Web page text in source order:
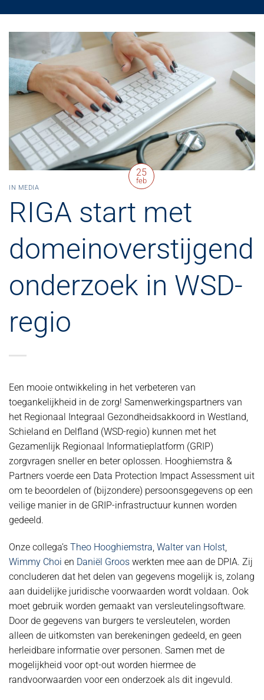
25
feb
IN MEDIA
RIGA start met
domeinoverstijgend
onderzoek in WSD-
regio
Een mooie ontwikkeling in het verbeteren van
toegankelijkheid in de zorg! Samenwerkingspartners van
het Regionaal Integraal Gezondheidsakkoord in Westland,
Schieland en Delfland (WSD-regio) kunnen met het
Gezamenlijk Regionaal Informatieplatform (GRIP)
zorgvragen sneller en beter oplossen. Hooghiemstra &
Partners voerde een Data Protection Impact Assessment uit
om te beoordelen of (bijzondere) persoonsgegevens op een
veilige manier in de GRIP-infrastructuur kunnen worden
gedeeld.
Onze collega’s Theo Hooghiemstra Walter van Holst
Wimmy Choi en Daniël Groos werkten mee aan de DPIA. Zij
concluderen dat het delen van gegevens mogelijk is, zolang
aan duidelijke juridische voorwaarden wordt voldaan. Ook
moet gebruik worden gemaakt van versleutelingsoftware.
Door de gegevens van burgers te versleutelen, worden
alleen de uitkomsten van berekeningen gedeeld, en geen
herleidbare informatie over personen. Samen met de
mogelijkheid voor opt-out worden hiermee de
randvoorwaarden voor een onderzoek als dit ingevuld.